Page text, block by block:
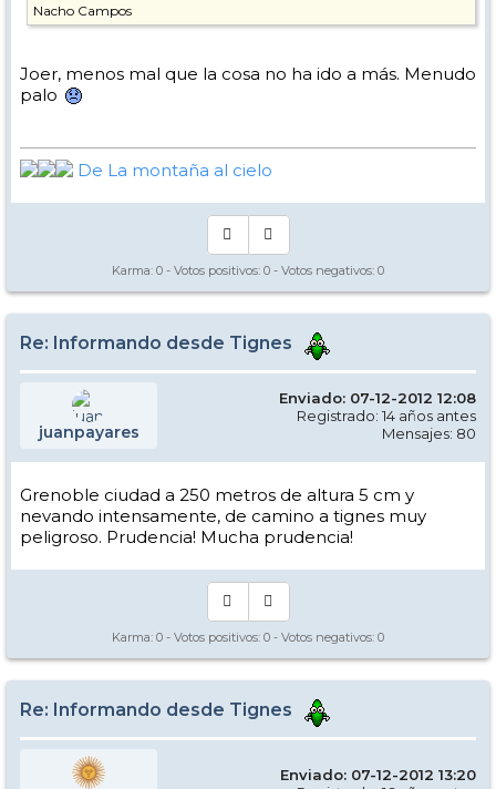
Nacho Campos
Joer, menos mal que la cosa no ha ido a más. Menudo
palo
De La montaña al cielo
Karma: 0 - Votos positivos: 0 - Votos negativos: 0
Re: Informando desde Tignes
juanpayares
Enviado: 07-12-2012 12:08
Registrado: 14 años antes
Mensajes: 80
Grenoble ciudad a 250 metros de altura 5 cm y
nevando intensamente, de camino a tignes muy
peligroso. Prudencia! Mucha prudencia!
Karma: 0 - Votos positivos: 0 - Votos negativos: 0
Re: Informando desde Tignes
Enviado: 07-12-2012 13:20